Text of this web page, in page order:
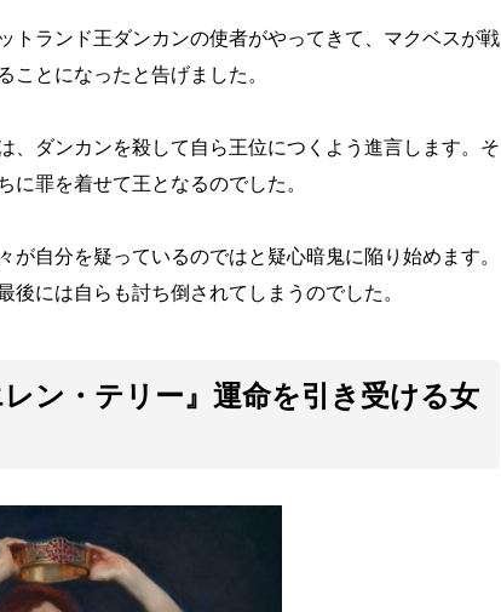
トランド王ダンカンの使者がやってきて、マクベスが戦
ことになったと告げました。
、ダンカンを殺して自ら王位につくよう進言します。そ
に罪を着せて王となるのでした。
が自分を疑っているのではと疑心暗鬼に陥り始めます。
には自らも討ち倒されてしまうのでした。
ン・テリー』運命を引き受ける女